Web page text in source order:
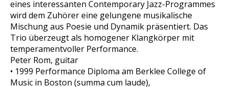
eines interessanten Contemporary Jazz-Programmes
wird dem Zuhörer eine gelungene musikalische
Mischung aus Poesie und Dynamik präsentiert. Das
Trio überzeugt als homogener Klangkörper mit
temperamentvoller Performance.
Peter Rom, guitar
• 1999 Performance Diploma am Berklee College of
Music in Boston (summa cum laude),